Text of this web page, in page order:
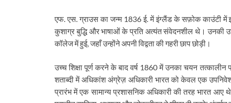
एफ. एस. ग्राउस का जन्म 1836 ई. में इंग्लैंड के सफ़ोक काउंटी
कुशाग्र बुद्धि और भाषाओं के प्रति अत्यंत संवेदनशील थे। उनकी
कॉलेज में हुई, जहाँ उन्होंने अपनी विद्वता की गहरी छाप छोड़ी।
उच्च शिक्षा पूर्ण करने के बाद वर्ष 1860 में उनका चयन
शताब्दी में अधिकांश अंग्रेज़ अधिकारी भारत को केवल एक
प्रारंभ में एक सामान्य प्रशासनिक अधिकारी की तरह भारत आए